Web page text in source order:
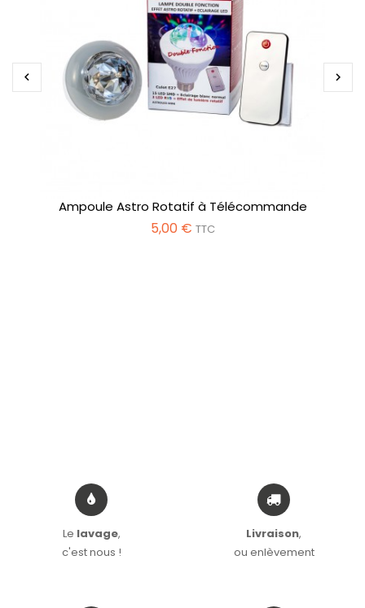
 
Ampoule Astro Rotatif à Télécommande
5,00 € TTC
Le lavage,
c'est nous !
Livraison,
ou enlèvement